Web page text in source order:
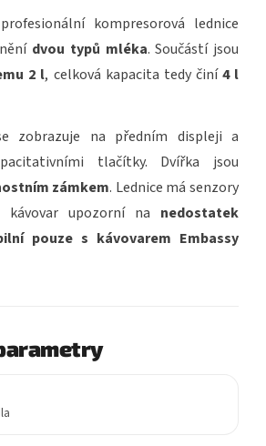
kompresorová lednice
dvou typů mléka. Součástí jsou
2 l, celková kapacita tedy činí4 l
zobrazuje na předním displeji a
tlačítky. Dvířka jsou
zámkem. Lednice má senzory
upozorní na nedostatek
pouze s kávovarem Embassy